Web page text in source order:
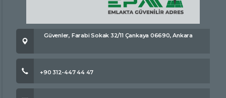
Güvenler, Farabi Sokak 32/11 Çankaya 06690, Ankara
+90 312-447 44 47